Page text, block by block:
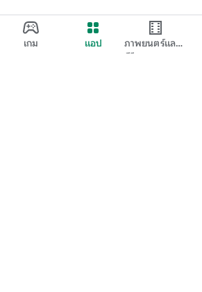
เกม แอป
ภาพยนตร์และ
ทีวี